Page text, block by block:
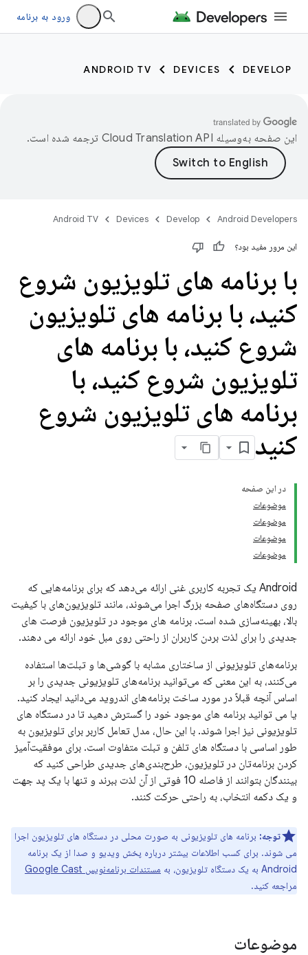
ورود به برنامه
DEVELOP
DEVICES
ANDROID TV
این صفحه به‌وسیله ترجمه شده است.
Android Developers
Develop
Devices
Android TV
این مرور مفید بود؟
با برنامه های تلویزیون شروع
کنید، با برنامه های تلویزیون
شروع کنید، با برنامه های
تلویزیون شروع کنید، با
برنامه های تلویزیون شروع
کنید
در این صفحه
موضوعات
موضوعات
موضوعات
موضوعات
Android یک تجربه کاربری غنی ارائه می‌دهد که برای برنامه‌هایی که
روی دستگاه‌های صفحه بزرگ اجرا می‌شوند، مانند تلویزیون‌های با کیفیت
بالا، بهینه‌سازی شده است. برنامه های موجود در تلویزیون فرصت های
جدیدی را برای لذت بردن کاربران از راحتی روی مبل خود ارائه می دهند.
برنامه‌های تلویزیونی از ساختاری مشابه با گوشی‌ها و تبلت‌ها استفاده
می‌کنند، به این معنی که می‌توانید برنامه‌های تلویزیونی جدیدی را بر
اساس آنچه قبلاً در مورد ساخت برنامه‌های اندروید می‌دانید ایجاد کنید.
یا می توانید برنامه های موجود خود را گسترش دهید تا در دستگاه های
تلویزیونی نیز اجرا شوند. با این حال، مدل تعامل کاربر برای تلویزیون به
طور اساسی با دستگاه های تلفن و تبلت متفاوت است. برای موفقیت‌آمیز
کردن برنامه‌تان در تلویزیون، طرح‌بندی‌های جدیدی طراحی کنید که
بینندگان بتوانند از فاصله 10 فوتی از آن لذت ببرند و تنها با یک پد جهت
و یک دکمه انتخاب، به راحتی حرکت کنند.
توجه: برنامه های تلویزیونی به صورت محلی در دستگاه های تلویزیون اجرا
می شوند. برای کسب اطلاعات بیشتر درباره پخش ویدیو و صدا از یک برنامه
Android به یک دستگاه تلویزیون، به
مستندات برنامه‌نویس Google Cast
مراجعه کنید.
موضوعات